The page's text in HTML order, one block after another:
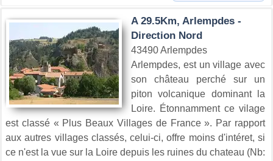
A 29.5Km, Arlempdes -
Direction Nord
43490 Arlempdes
Arlempdes, est un village avec
son château perché sur un
piton volcanique dominant la
Loire. Étonnamment ce vilage
est classé « Plus Beaux Villages de France ». Par rapport
aux autres villages classés, celui-ci, offre moins d'intéret, si
ce n'est la vue sur la Loire depuis les ruines du chateau (Nb: